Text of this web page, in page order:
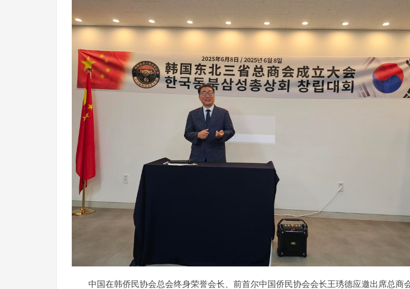
中国在韩侨民协会总会终身荣誉会长、前首尔中国侨民协会会长王琇德应邀出席总商